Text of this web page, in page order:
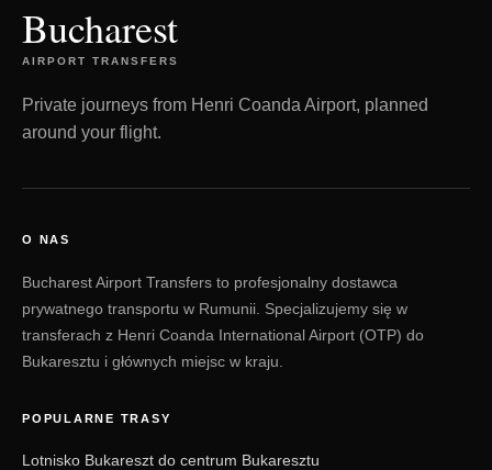
Bucharest
AIRPORT TRANSFERS
Private journeys from Henri Coanda Airport, planned
around your flight.
O NAS
Bucharest Airport Transfers to profesjonalny dostawca
prywatnego transportu w Rumunii. Specjalizujemy się w
transferach z Henri Coanda International Airport (OTP) do
Bukaresztu i głównych miejsc w kraju.
POPULARNE TRASY
Lotnisko Bukareszt do centrum Bukaresztu